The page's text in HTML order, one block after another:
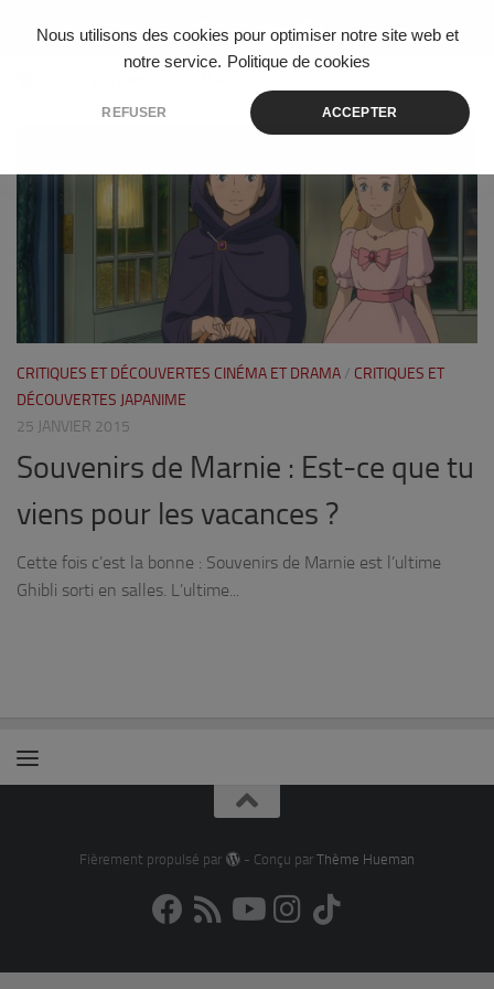
Nous utilisons des cookies pour optimiser notre site web et
notre service. Politique de cookies
REFUSER ACCEPTER
Skip to content
CRITIQUES ET DÉCOUVERTES CINÉMA ET DRAMA / CRITIQUES ET
DÉCOUVERTES JAPANIME
25 JANVIER 2015
Souvenirs de Marnie : Est-ce que tu
viens pour les vacances ?
Cette fois c’est la bonne : Souvenirs de Marnie est l’ultime
Ghibli sorti en salles. L’ultime...
Fièrement propulsé par - Conçu par Thème Hueman